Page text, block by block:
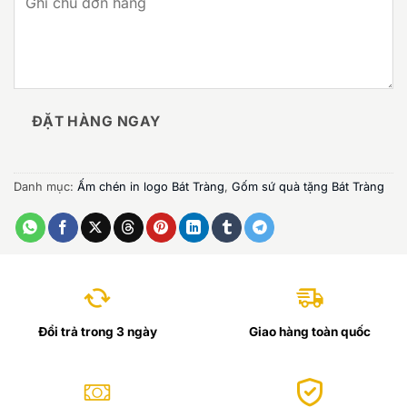
ĐẶT HÀNG NGAY
Danh mục: Ấm chén in logo Bát Tràng, Gốm sứ quà tặng Bát Tràng
Đổi trả trong 3 ngày Giao hàng toàn quốc